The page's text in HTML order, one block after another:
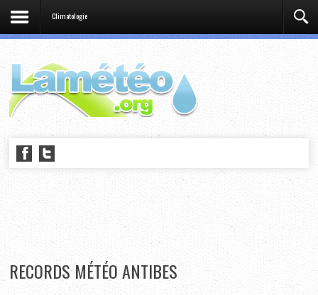
Climatologie
RECORDS MÉTÉO ANTIBES